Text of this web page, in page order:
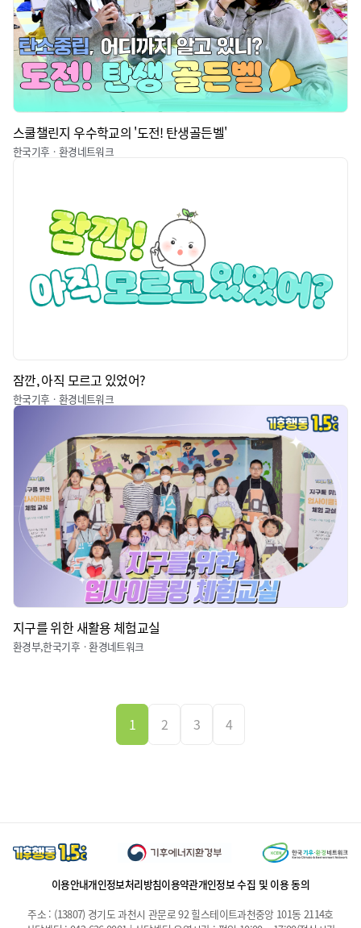
스쿨챌린지 우수학교의 '도전! 탄생골든벨'
한국기후ㆍ환경네트워크
잠깐, 아직 모르고 있었어?
한국기후ㆍ환경네트워크
지구를 위한 새활용 체험교실
환경부,한국기후ㆍ환경네트워크
1 2 3 4
이용안내개인정보처리방침이용약관개인정보 수집 및 이용 동의
주소 : (13807) 경기도 과천시 관문로 92 힐스테이트과천중앙 101동 2114호